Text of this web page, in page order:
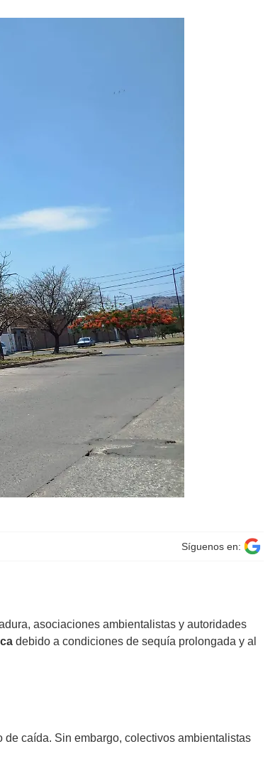
Síguenos en:
asociaciones ambientalistas y autoridades
debido a condiciones de sequía prolongada y al
caída. Sin embargo, colectivos ambientalistas